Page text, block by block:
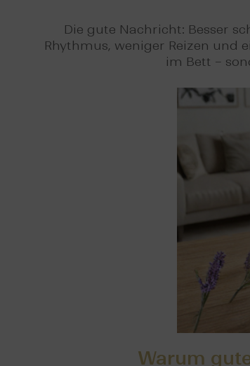
Die gute Nachricht: Besser
Rhythmus, weniger Reizen und
im Bett –
Warum